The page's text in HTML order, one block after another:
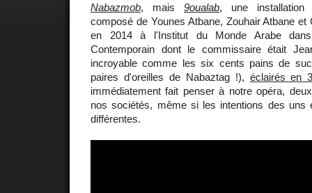
Nabazmob, mais 9oualab, une
composé de Younes Atbane, Zouhair Atbane
en 2014 à l'Institut du Monde Arabe
Contemporain dont le commissaire était
incroyable comme les six cents pains de
paires d'oreilles de Nabaztag !), éclairés en
immédiatement fait penser à notre opéra,
nos sociétés, même si les intentions des uns
différentes.